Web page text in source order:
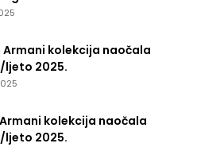
Armani kolekcija naočala
ljeto 2025.
kolekcija naočala
ljeto 2025.